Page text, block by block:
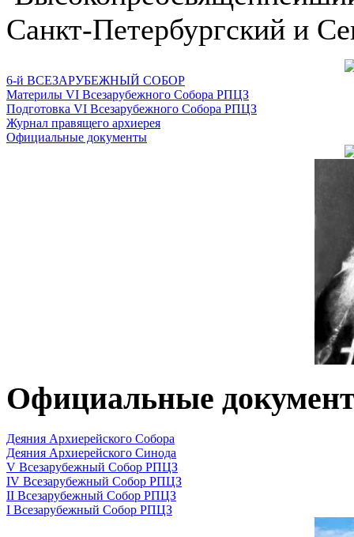
Санкт-Петербургский и
6-й ВСЕЗАРУБЕЖНЫЙ СОБОР
Материлы VI Всезарубежного Собора РПЦЗ
Подготовка VI Всезарубежного Собора РПЦЗ
Журнал правящего архиерея
Официальные документы
Официальные
Деяния Архиерейского Собора
Деяния Архиерейского Синода
V Всезарубежный Собор РПЦЗ
IV Всезарубежный Собор РПЦЗ
II Всезарубежный Собор РПЦЗ
I Всезарубежный Собор РПЦЗ